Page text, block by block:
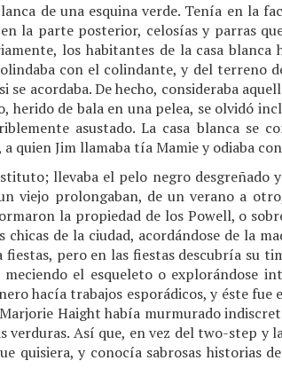
de una esquina verde. Tenía en la
la parte posterior, celosías y parras
los habitantes de la casa
con el colindante, y del terreno
se acordaba. De hecho, consideraba
herido de bala en una pelea, se olvidó
asustado. La casa blanca se
quien Jim llamaba tía Mamie y odiaba
llevaba el pelo negro desgreñado
viejo prolongaban, de un verano a
la propiedad de los Powell, o
chicas de la ciudad, acordándose de la
pero en las fiestas descubría su
el esqueleto o explorándose
hacía trabajos esporádicos, y éste fue
Haight había murmurado
verduras. Así que, en vez del two-step y
quisiera, y conocía sabrosas historias